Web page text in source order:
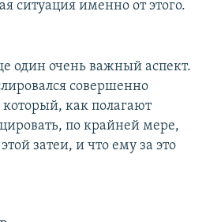
ситуация именно от этого.
один очень важный аспект.
совершенно
как полагают
по крайней мере,
затеи, и что ему за это